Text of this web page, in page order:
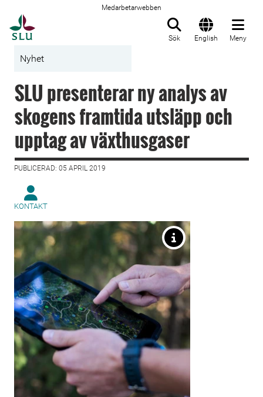
Medarbetarwebben
Sök English Meny
Nyhet
SLU presenterar ny analys av
skogens framtida utsläpp och
upptag av växthusgaser
PUBLICERAD: 05 APRIL 2019
KONTAKT